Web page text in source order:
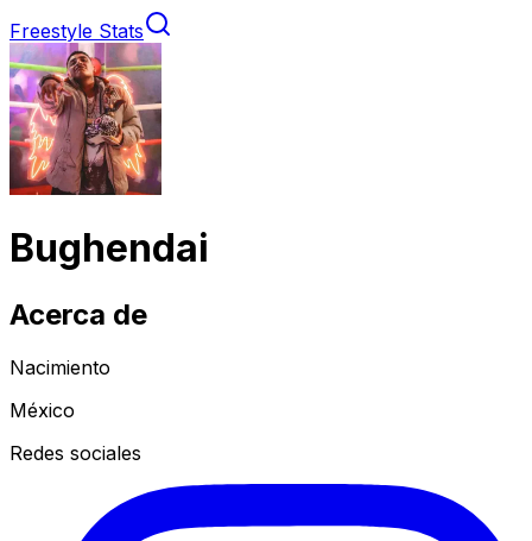
Freestyle Stats
Bughendai
Acerca de
Nacimiento
México
Redes sociales